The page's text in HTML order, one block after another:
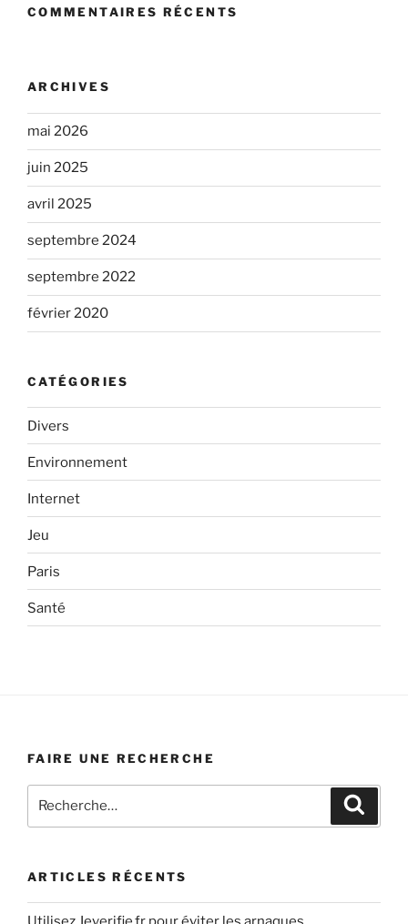
COMMENTAIRES RÉCENTS
ARCHIVES
mai 2026
juin 2025
avril 2025
septembre 2024
septembre 2022
février 2020
CATÉGORIES
Divers
Environnement
Internet
Jeu
Paris
Santé
FAIRE UNE RECHERCHE
pour
ARTICLES RÉCENTS